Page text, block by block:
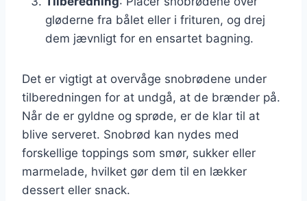
gløderne fra bålet eller i frituren, og drej
dem jævnligt for en ensartet bagning.
Det er vigtigt at overvåge snobrødene under
tilberedningen for at undgå, at de brænder på.
Når de er gyldne og sprøde, er de klar til at
blive serveret. Snobrød kan nydes med
forskellige toppings som smør, sukker eller
marmelade, hvilket gør dem til en lækker
dessert eller snack.